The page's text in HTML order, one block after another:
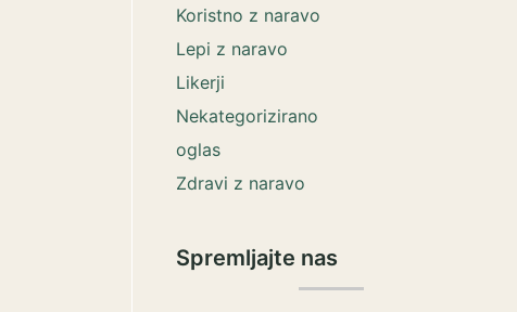
Koristno z naravo
Lepi z naravo
Likerji
Nekategorizirano
oglas
Zdravi z naravo
Spremljajte nas